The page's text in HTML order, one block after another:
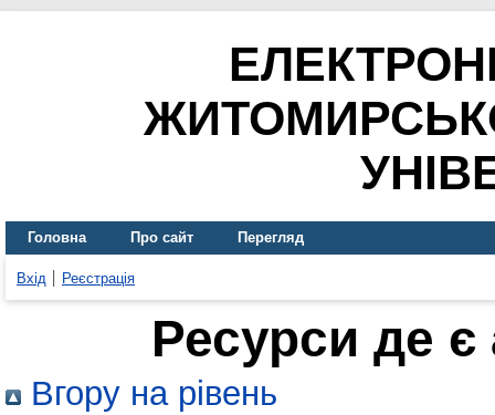
Головна Про сайт Перегляд
Вхід Реєстрація
Ресурси де
Вгору на рівень